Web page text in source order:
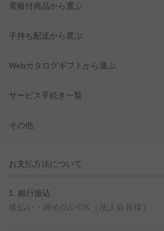
電報付商品から選ぶ
手持ち配送から選ぶ
Webカタログギフトから選ぶ
サービス手続き一覧
その他
お支払方法について
1. 銀行振込
後払い・締め払いOK（法人会員様）